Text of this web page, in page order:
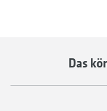
Das